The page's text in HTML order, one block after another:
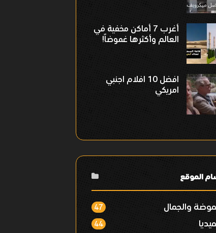
أغرب 7 أماكن مخفية في
العالم وأكثرها غموضاً!
افضل 10 افلام اجنبي
امريكي
الموقع
والجمال 47
44